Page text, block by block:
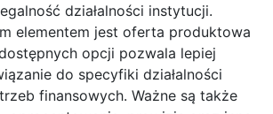
działalności instytucji.
elementem jest oferta produktowa
opcji pozwala lepiej
do specyfiki działalności
finansowych. Ważne są także